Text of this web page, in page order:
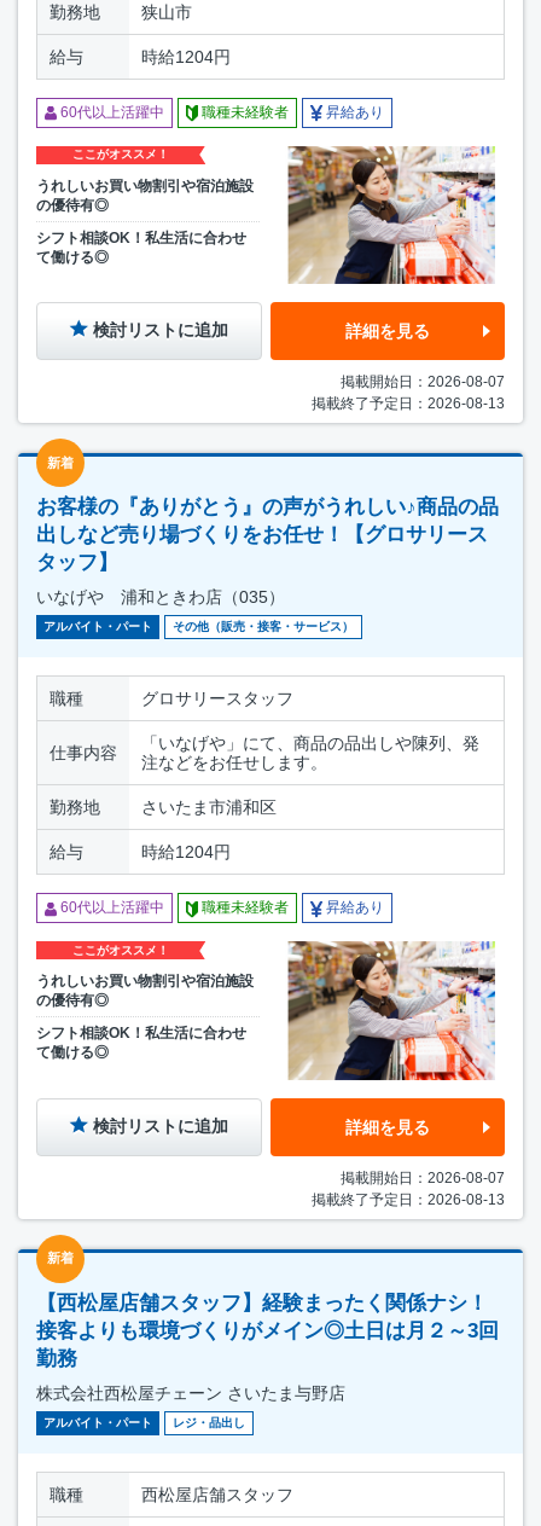
勤務地 狭山市
給与 時給1204円
60代以上活躍中 職種未経験者 昇給あり
ここがオススメ！
うれしいお買い物割引や宿泊施設
の優待有◎
シフト相談OK！私生活に合わせ
て働ける◎
検討リストに追加 詳細を見る
掲載開始日：2026-08-07
掲載終了予定日：2026-08-13
新着
お客様の『ありがとう』の声がうれしい♪商品の品
出しなど売り場づくりをお任せ！【グロサリース
タッフ】
いなげや 浦和ときわ店（035）
アルバイト・パート その他（販売・接客・サービス）
職種 グロサリースタッフ
仕事内容
「いなげや」にて、商品の品出しや陳列、発
注などをお任せします。
勤務地 さいたま市浦和区
給与 時給1204円
60代以上活躍中 職種未経験者 昇給あり
ここがオススメ！
うれしいお買い物割引や宿泊施設
の優待有◎
シフト相談OK！私生活に合わせ
て働ける◎
検討リストに追加 詳細を見る
掲載開始日：2026-08-07
掲載終了予定日：2026-08-13
新着
【西松屋店舗スタッフ】経験まったく関係ナシ！
接客よりも環境づくりがメイン◎土日は月２～3回
勤務
株式会社西松屋チェーン さいたま与野店
アルバイト・パート レジ・品出し
職種 西松屋店舗スタッフ